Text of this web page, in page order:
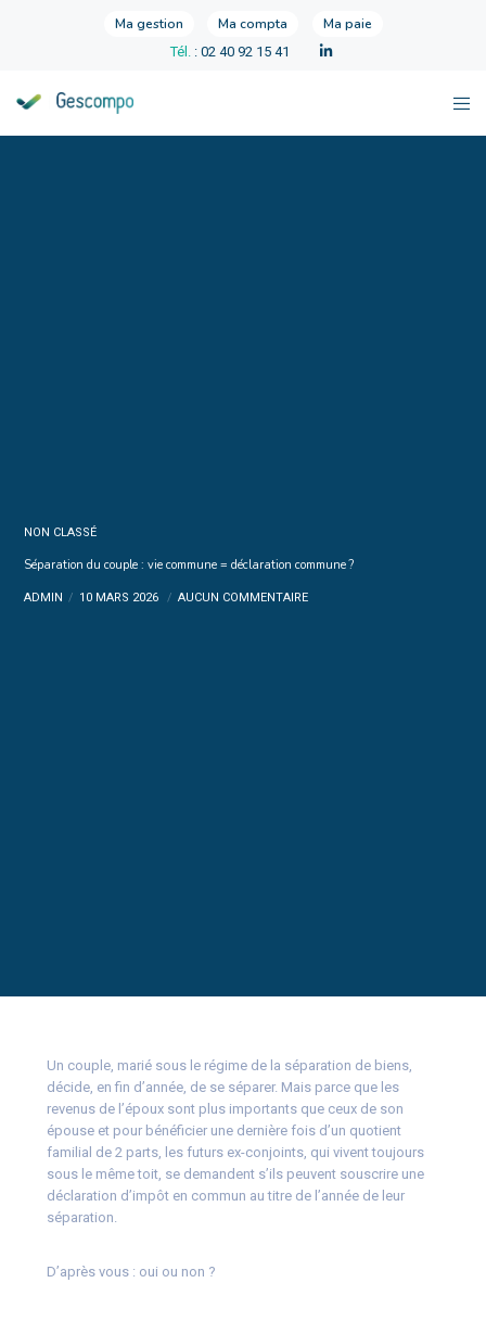
Ma gestion Ma compta Ma paie
Tél. : 02 40 92 15 41
NON CLASSÉ
Séparation du couple : vie commune = déclaration commune ?
ADMIN 10 MARS 2026 AUCUN COMMENTAIRE
Un couple, marié sous le régime de la séparation de biens,
décide, en fin d’année, de se séparer. Mais parce que les
revenus de l’époux sont plus importants que ceux de son
épouse et pour bénéficier une dernière fois d’un quotient
familial de 2 parts, les futurs ex-conjoints, qui vivent toujours
sous le même toit, se demandent s’ils peuvent souscrire une
déclaration d’impôt en commun au titre de l’année de leur
séparation.
D’après vous : oui ou non ?